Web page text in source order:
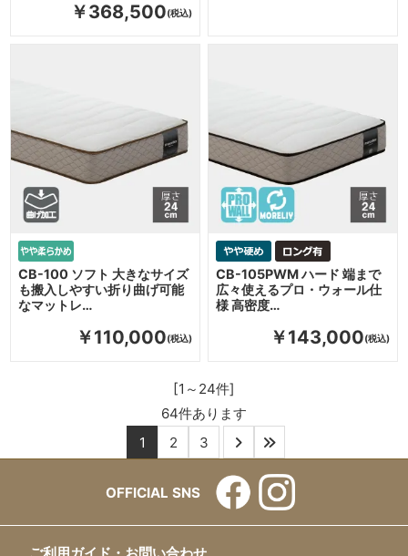
￥368,500
CB-100 ソフト 大きなサイズ
も搬入しやすい折り曲げ可能
なマットレ…
￥110,000
CB-105PWM ハード 端まで
広々使えるプロ・ウォール仕
様 高密度…
￥143,000
[1～24件]
64件あります
1
2 3
OFFICIAL SNS